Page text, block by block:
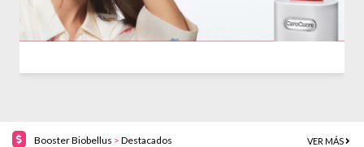
Booster Biobellus > Destacados VER MÁS